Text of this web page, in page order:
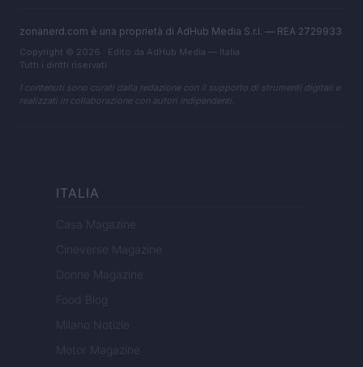
zonanerd.com è una proprietà di AdHub Media S.r.l. — REA 2729933
Copyright © 2026 · Edito da AdHub Media — Italia
Tutti i diritti riservati
I contenuti sono curati dalla redazione con il supporto di strumenti digitali e
realizzati in collaborazione con autori indipendenti.
ITALIA
Casa Magazine
Cineverse Magazine
Donne Magazine
Food Blog
Milano Notizie
Motor Magazine